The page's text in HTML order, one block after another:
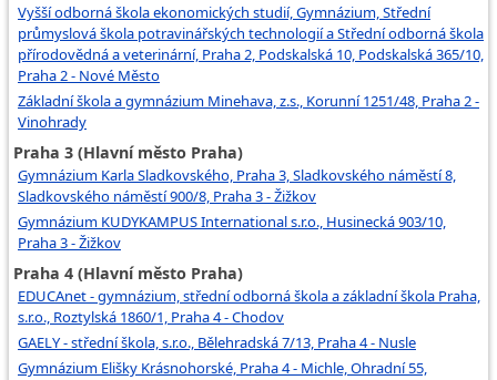
Vyšší odborná škola ekonomických studií, Gymnázium, Střední
průmyslová škola potravinářských technologií a Střední odborná škola
přírodovědná a veterinární, Praha 2, Podskalská 10, Podskalská 365/10,
Praha 2 - Nové Město
Základní škola a gymnázium Minehava, z.s., Korunní 1251/48, Praha 2 -
Vinohrady
Praha 3 (Hlavní město Praha)
Gymnázium Karla Sladkovského, Praha 3, Sladkovského náměstí 8,
Sladkovského náměstí 900/8, Praha 3 - Žižkov
Gymnázium KUDYKAMPUS International s.r.o., Husinecká 903/10,
Praha 3 - Žižkov
Praha 4 (Hlavní město Praha)
EDUCAnet - gymnázium, střední odborná škola a základní škola Praha,
s.r.o., Roztylská 1860/1, Praha 4 - Chodov
GAELY - střední škola, s.r.o., Bělehradská 7/13, Praha 4 - Nusle
Gymnázium Elišky Krásnohorské, Praha 4 - Michle, Ohradní 55,